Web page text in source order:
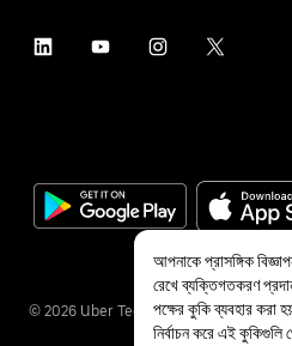
© 2026 Uber Technologies Inc.
আপনাকে প্রাসঙ্গিক
রেখে ব্যক্তিগতকরণ
পক্ষের কুকি ব্যবহার
নির্বাচন করে এই